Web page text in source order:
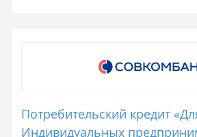
Потребительский кредит
Индивидуальных